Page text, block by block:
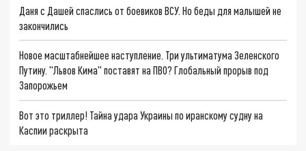
Даня с Дашей спаслись от боевиков ВСУ. Но беды для малышей не
закончились
Новое масштабнейшее наступление. Три ультиматума Зеленского
Путину. "Львов Кима" поставят на ПВО? Глобальный прорыв под
Запорожьем
Вот это триллер! Тайна удара Украины по иранскому судну на
Каспии раскрыта